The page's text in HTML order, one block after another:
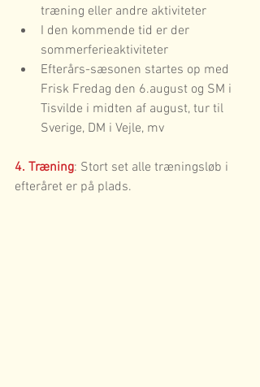
træning eller andre aktiviteter
I den kommende tid er der
sommerferieaktiviteter
Efterårs-sæsonen startes op med
Frisk Fredag den 6.august og SM i
Tisvilde i midten af august, tur til
Sverige, DM i Vejle, mv
4. Træning: Stort set alle træningsløb i
efteråret er på plads.